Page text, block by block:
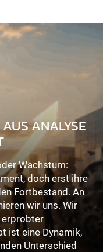
ANALYSE
Wachstum:
doch erst ihre
Fortbestand. An
wir uns. Wir
erprobter
ist eine Dynamik,
Unterschied